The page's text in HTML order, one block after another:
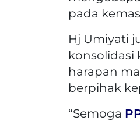
pada
Hj Umiyati
konsolidasi
harapan
berpihak
“Semoga